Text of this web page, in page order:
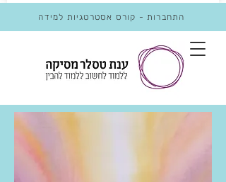
התחברות - קורס אסטרטגיות למידה